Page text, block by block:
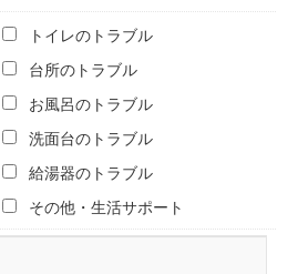
トイレのトラブル
台所のトラブル
お風呂のトラブル
洗面台のトラブル
給湯器のトラブル
その他・生活サポート